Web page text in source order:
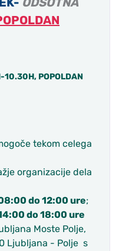
10.30H, POPOLDAN
tekom celega
organizacije dela
do 12:00 ure;
do 18:00 ure
Moste Polje,
Ljubljana - Polje s